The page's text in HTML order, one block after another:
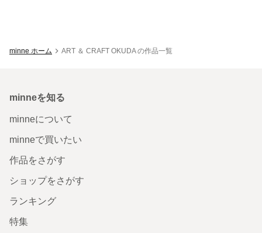
minne ホーム ART ＆ CRAFT OKUDA の作品一覧
minneを知る
minneについて
minneで買いたい
作品をさがす
ショップをさがす
ランキング
特集